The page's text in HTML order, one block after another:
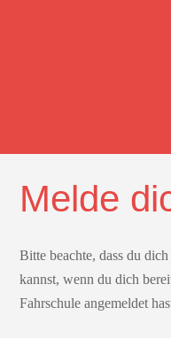
Melde
Bitte beachte, dass du
kannst, wenn du dich
Fahrschule angemeldet